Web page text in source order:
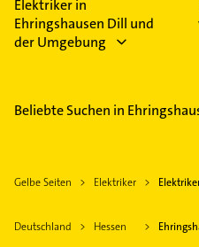
Elektriker in
Ehringshausen Dill und
der Umgebung
Beliebte Suchen in
Gelbe Seiten Elektriker
Deutschland Hessen